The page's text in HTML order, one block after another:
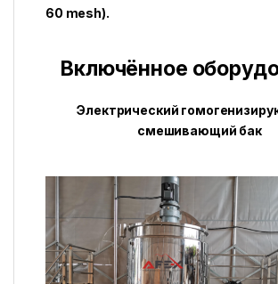
60 mesh).
Включённое
Электрический
смешивающий бак